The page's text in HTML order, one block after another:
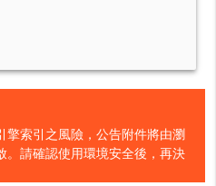
索引之風險，公告附件將由瀏
。請確認使用環境安全後，再決